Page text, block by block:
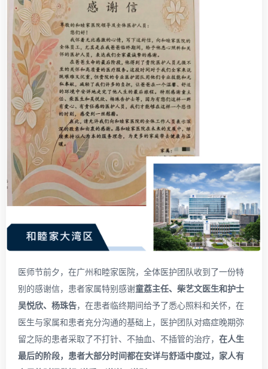
医师节前夕，在广州和睦家医院，全体医护团队收到了一份特
别的感谢信，患者家属特别感谢童荔主任、柴艺文医生和护士
吴悦欣、杨珠告，在患者临终期间给予了悉心照料和关怀，在
医生与家属和患者充分沟通的基础上，医护团队对癌症晚期弥
留之际的患者采取了不打针、不抽血、不插管的治疗， 在人生
最后的阶段，患者大部分时间都在安详与舒适中度过，家人有